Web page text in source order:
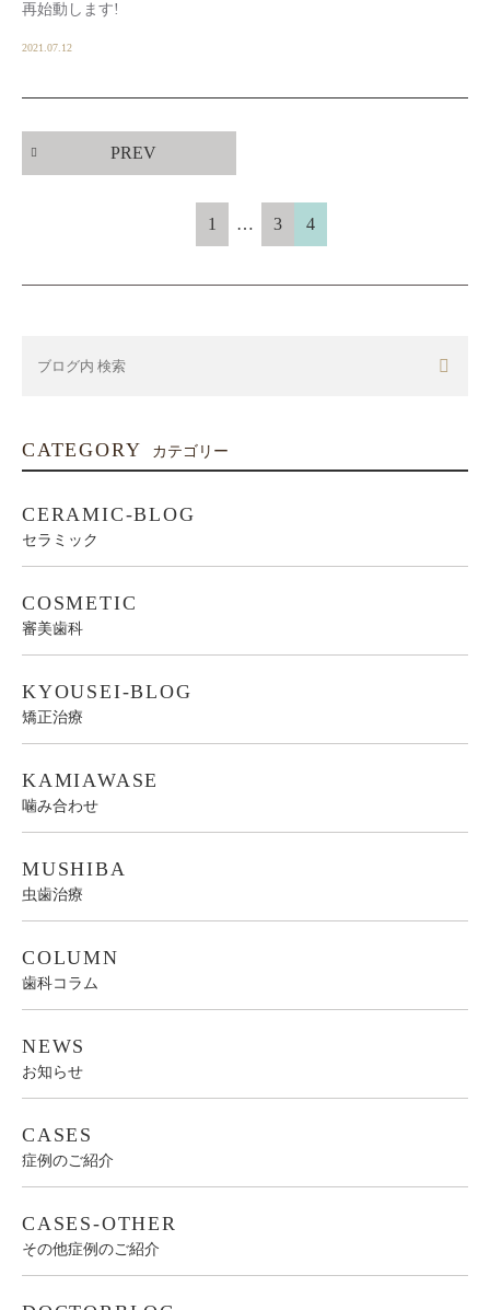
再始動します!
2021.07.12
PREV
1 … 3 4
CATEGORY カテゴリー
CERAMIC-BLOG
セラミック
COSMETIC
審美歯科
KYOUSEI-BLOG
矯正治療
KAMIAWASE
噛み合わせ
MUSHIBA
虫歯治療
COLUMN
歯科コラム
NEWS
お知らせ
CASES
症例のご紹介
CASES-OTHER
その他症例のご紹介